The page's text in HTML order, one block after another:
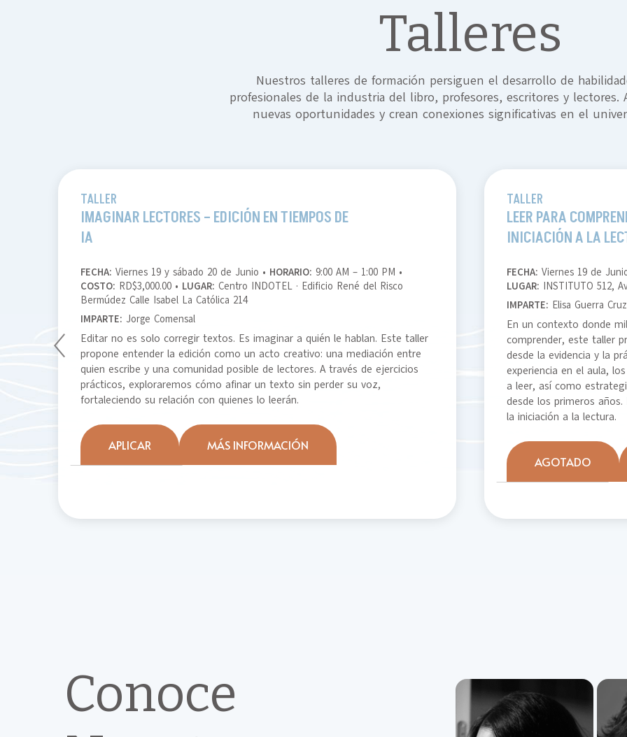
Talleres
Nuestros talleres de formación persiguen el desarrollo de
profesionales de la industria del libro, profesores, escritores y lectores.
nuevas oportunidades y crean conexiones significativas en el
TALLER
IMAGINAR LECTORES – EDICIÓN EN TIEMPOS DE
IA
FECHA: Viernes 19 y sábado 20 de Junio • HORARIO: 9:00 AM – 1:00 PM •
COSTO: RD$3,000.00 • LUGAR: Centro INDOTEL · Edificio René del Risco
Bermúdez Calle Isabel La Católica 214
IMPARTE: Jorge Comensal
Editar no es solo corregir textos. Es imaginar a quién le hablan. Este taller
propone entender la edición como un acto creativo: una mediación entre
quien escribe y una comunidad posible de lectores. A través de ejercicios
prácticos, exploraremos cómo afinar un texto sin perder su voz,
fortaleciendo su relación con quienes lo leerán.
APLICAR MÁS INFORMACIÓN
TALLER
LEER PARA
INICIACIÓN A LA
FECHA: Viernes 19 de
LUGAR: INSTITUTO 512,
IMPARTE: Elisa Guerra Cruz
En un contexto donde
comprender, este taller
desde la evidencia y la
experiencia en el aula,
a leer, así como
desde los primeros
la iniciación a la lectura.
AGOTADO
Conoce